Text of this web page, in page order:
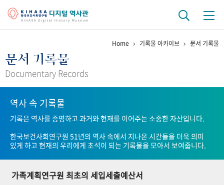
걸어온 길 기관 변천사
연구 역사
정책과 연구 키워드로 보는 연구 역사
연구자들
기록물 아카이브
사진 아카이브 문서 기록물 행정박물
Home 기록물 아카이브 문서 기록물
문서 기록물
Documentary Records
역사 속 기록물
기록은 역사를 증명하고 과거와 현재를 이어주는 소중한 자산입니다.
한국보건사회연구원 51년의 역사 속에서 지나온 시간들을 더욱 의미
있게 하고 현재의 우리에게 초석이 되는 기록물을 모아서 보여줍니다.
가족계획연구원 최초의 세입세출예산서